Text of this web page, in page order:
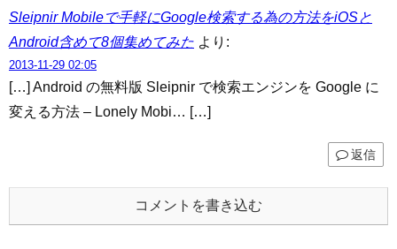
Sleipnir Mobileで手軽にGoogle検索する為の方法をiOSと
Android含めて8個集めてみた より:
2013-11-29 02:05
[…] Android の無料版 Sleipnir で検索エンジンを Google に
変える方法 – Lonely Mobi… […]
返信
コメントを書き込む